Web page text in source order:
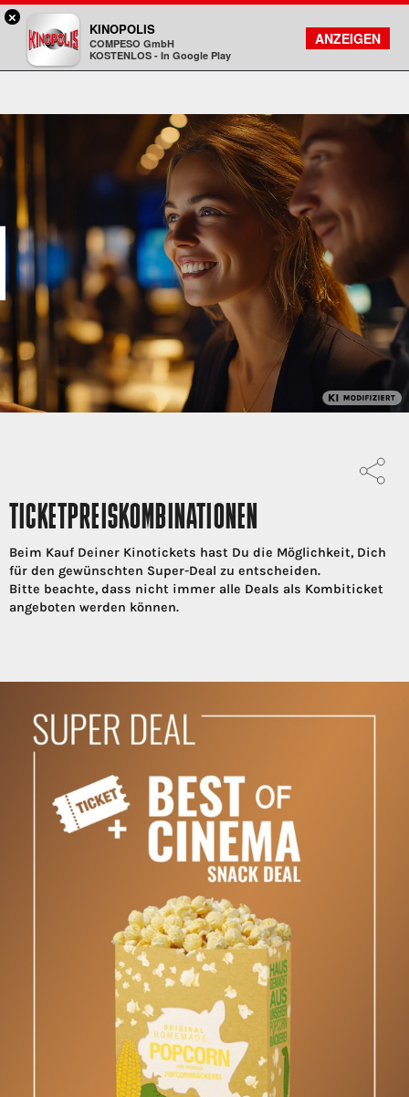
Kinopolis
FILMSUCHE
KONTO
TICKETPREISKOMBINATIONEN
Beim Kauf Deiner Kinotickets hast Du die Möglichkeit, Dich
für den gewünschten Super-Deal zu entscheiden.
Bitte beachte, dass nicht immer alle Deals als Kombiticket
angeboten werden können.
×
KINOPOLIS
COMPESO GmbH
KOSTENLOS - In Google Play
ANZEIGEN